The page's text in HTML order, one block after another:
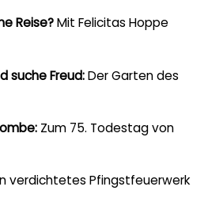
Reise?Mit Felicitas Hoppe
suche Freud:Der Garten des
Zum 75. Todestag von
verdichtetes Pfingstfeuerwerk